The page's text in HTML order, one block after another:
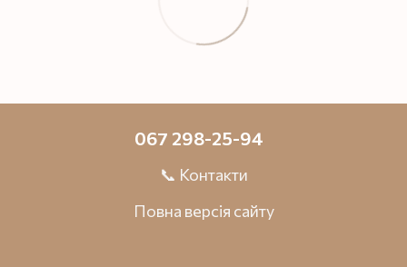
067 298-25-94
📞 Контакти
Повна версія сайту